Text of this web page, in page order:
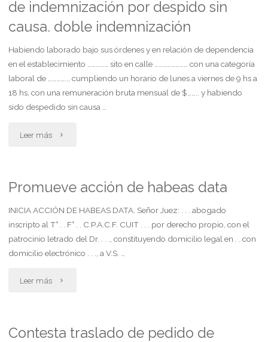
de indemnización por despido sin
causa. doble indemnización
Habiendo laborado bajo sus órdenes y en relación de dependencia
en el establecimiento …………… sito en calle …………………… con una categoría
laboral de ………….., cumpliendo un horario de lunes a viernes de 9 hs a
18 hs, con una remuneración bruta mensual de $…….. y habiendo
sido despedido sin causa …
Leer más "Telegrama
intima
pago
de
indemnización
Promueve acción de habeas data
INICIA ACCIÓN DE HABEAS DATA. Señor Juez: . . . abogado
inscripto al T° . . F° . . C.P.A.C.F. CUIT . . . por derecho propio, con el
patrocinio letrado del Dr. . . ., constituyendo domicilio legal en . . con
domicilio electrónico . . ., a V.S. …
Leer más "Promueve
de
Contesta traslado de pedido de